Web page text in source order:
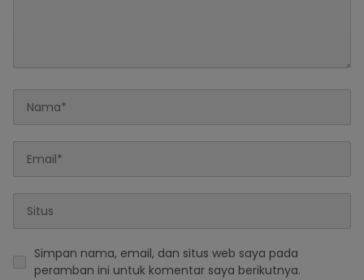
Simpan nama, email, dan situs web saya pada
peramban ini untuk komentar saya berikutnya.